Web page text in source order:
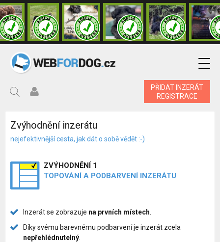
PŘIDAT INZERÁT
REGISTRACE
Zvýhodnění inzerátu
nejefektivnější cesta, jak dát o sobě vědět :-)
ZVÝHODNĚNÍ 1
TOPOVÁNÍ A PODBARVENÍ INZERÁTU
Inzerát se zobrazuje na prvních místech
Díky svému barevnému podbarvení je inzerát zcela
nepřehlédnutelný